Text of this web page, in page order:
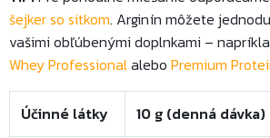
šejker so sitkom. Arginín môžete
vašimi obľúbenými doplnkami –
Whey Professionalalebo Premium
Účinné látky 10 g (denná dávka)